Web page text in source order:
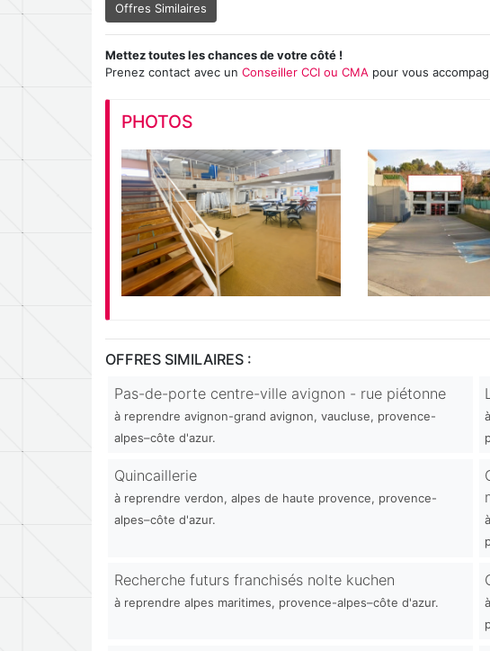
Offres Similaires
Mettez toutes les chances de votre côté !
Prenez contact avec un Conseiller CCI ou CMA pour vous
PHOTOS
OFFRES SIMILAIRES :
Pas-de-porte centre-ville avignon - rue piétonne
à reprendre avignon-grand avignon, vaucluse, provence-
alpes–côte d'azur.
Quincaillerie
à reprendre verdon, alpes de haute provence, provence-
alpes–côte d'azur.
Recherche futurs franchisés nolte kuchen
à reprendre alpes maritimes, provence-alpes–côte d'azur.